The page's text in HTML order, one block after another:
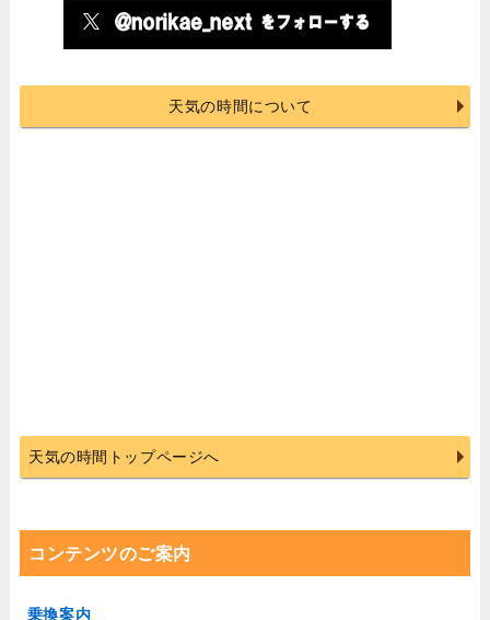
天気の時間について
天気の時間トップページへ
コンテンツのご案内
乗換案内